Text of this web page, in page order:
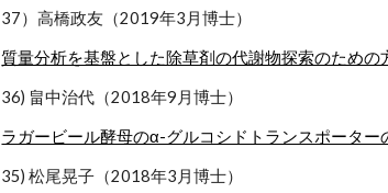
37）高橋政友（2019年3月博士）
質量分析を基盤とした除草剤の代謝物探索のための
36) 畠中治代（2018年9月博士）
ラガービール酵母のα-グルコシドトランスポータ
35) 松尾晃子（2018年3月博士）